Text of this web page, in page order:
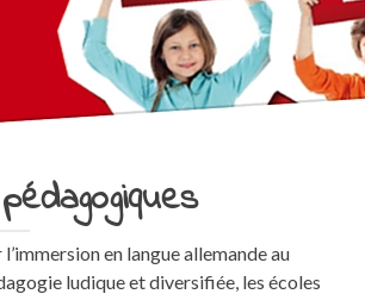
en langue allemande au
ludique et diversifiée, les écoles